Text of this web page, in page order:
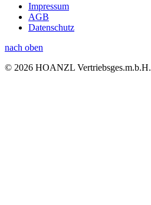
Impressum
AGB
Datenschutz
nach oben
© 2026 HOANZL Vertriebsges.m.b.H.